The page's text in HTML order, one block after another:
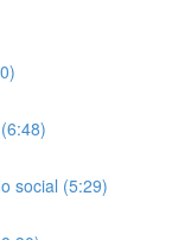
social (5:29)